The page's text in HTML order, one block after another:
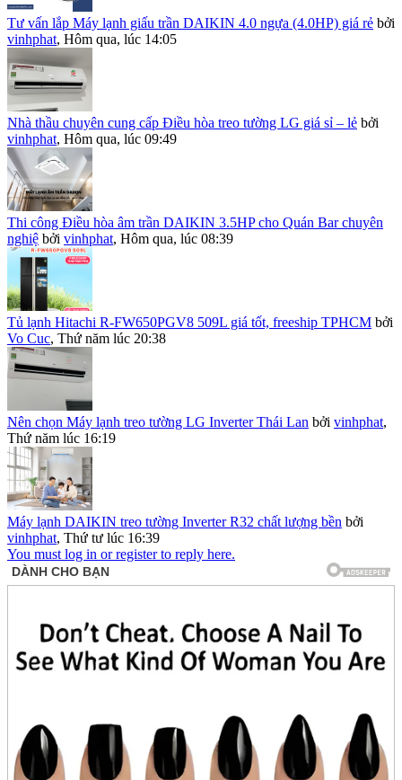
Tư vấn lắp Máy lạnh giấu trần DAIKIN 4.0 ngựa (4.0HP) giá rẻ bởi
vinhphat, Hôm qua, lúc 14:05
Nhà thầu chuyên cung cấp Điều hòa treo tường LG giá sỉ – lẻ bởi
vinhphat, Hôm qua, lúc 09:49
Thi công Điều hòa âm trần DAIKIN 3.5HP cho Quán Bar chuyên
nghiệ bởi vinhphat, Hôm qua, lúc 08:39
Tủ lạnh Hitachi R-FW650PGV8 509L giá tốt, freeship TPHCM bởi
Vo Cuc, Thứ năm lúc 20:38
Nên chọn Máy lạnh treo tường LG Inverter Thái Lan bởi vinhphat,
Thứ năm lúc 16:19
Máy lạnh DAIKIN treo tường Inverter R32 chất lượng bền bởi
vinhphat, Thứ tư lúc 16:39
You must log in or register to reply here.